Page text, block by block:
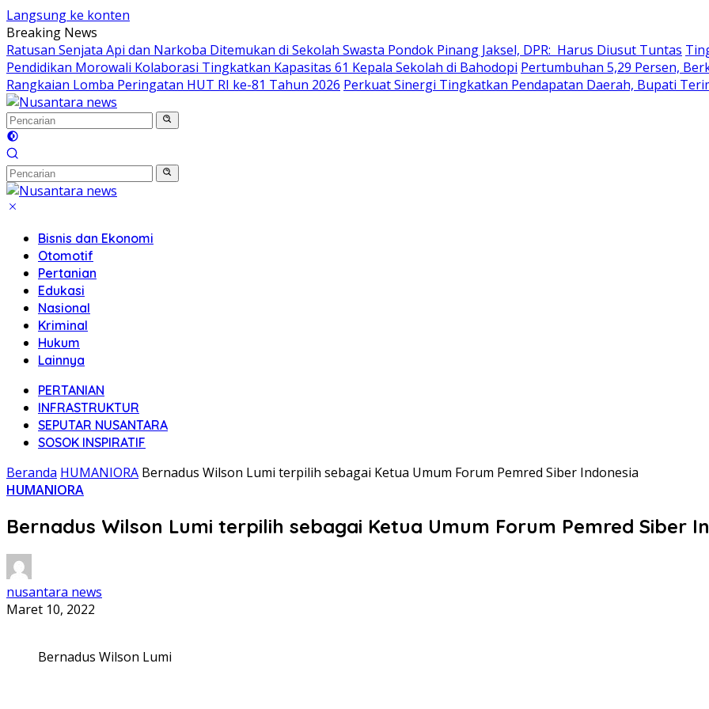
Langsung ke konten
Breaking News
Ratusan Senjata Api dan Narkoba Ditemukan di Sekolah Swasta Pondok Pinang Jaksel, DPR: Harus Diusut Tuntas
Pendidikan Morowali Kolaborasi Tingkatkan Kapasitas 61 Kepala Sekolah di Bahodopi Pertumbuhan 5,29 Persen,
Rangkaian Lomba Peringatan HUT RI ke-81 Tahun 2026 Perkuat Sinergi Tingkatkan Pendapatan Daerah, Bupati
Bisnis dan Ekonomi
Otomotif
Pertanian
Edukasi
Nasional
Kriminal
Hukum
Lainnya
PERTANIAN
INFRASTRUKTUR
SEPUTAR NUSANTARA
SOSOK INSPIRATIF
Beranda HUMANIORA Bernadus Wilson Lumi terpilih sebagai Ketua Umum Forum Pemred Siber Indonesia
HUMANIORA
Bernadus Wilson Lumi terpilih sebagai Ketua Umum Forum Pemred Siber
nusantara news
Maret 10, 2022
Bernadus Wilson Lumi